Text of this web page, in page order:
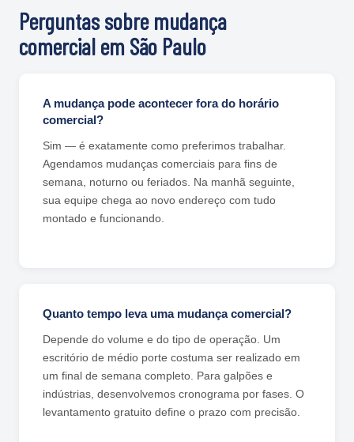
Perguntas sobre mudança
comercial em São Paulo
A mudança pode acontecer fora do horário
comercial?
Sim — é exatamente como preferimos trabalhar.
Agendamos mudanças comerciais para fins de
semana, noturno ou feriados. Na manhã seguinte,
sua equipe chega ao novo endereço com tudo
montado e funcionando.
Quanto tempo leva uma mudança comercial?
Depende do volume e do tipo de operação. Um
escritório de médio porte costuma ser realizado em
um final de semana completo. Para galpões e
indústrias, desenvolvemos cronograma por fases. O
levantamento gratuito define o prazo com precisão.